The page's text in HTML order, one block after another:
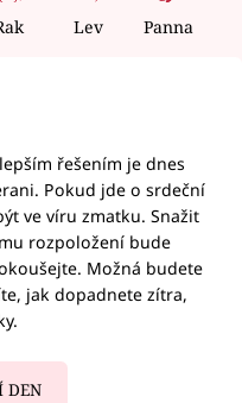
Lev Panna
řešením je dnes
Pokud jde o srdeční
ve víru zmatku. Snažit
rozpoložení bude
Možná budete
jak dopadnete zítra,
DEN